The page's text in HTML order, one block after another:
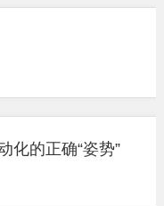
化的正确“姿势”